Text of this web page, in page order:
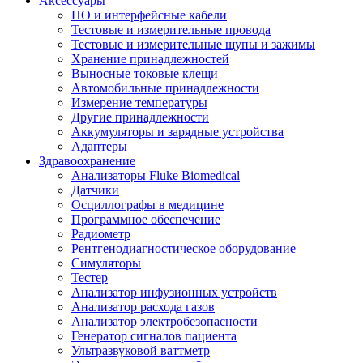
ПО и интерфейсные кабели
Тестовые и измерительные провода
Тестовые и измерительные щупы и зажимы
Хранение принадлежностей
Выносные токовые клещи
Автомобильные принадлежности
Измерение температуры
Другие принадлежности
Аккумуляторы и зарядные устройства
Адаптеры
Здравоохранение
Анализаторы Fluke Biomedical
Датчики
Осциллографы в медицине
Программное обеспечение
Радиометр
Рентгенодиагностическое оборудование
Симуляторы
Тестер
Анализатор инфузионных устройств
Анализатор расхода газов
Анализатор электробезопасности
Генератор сигналов пациента
Ультразвуковой ваттметр